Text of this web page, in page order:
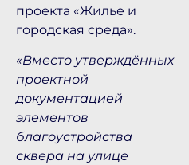
проекта «Жилье и
городская среда».
«Вместо утверждённых
проектной
документацией
элементов
благоустройства
сквера на улице